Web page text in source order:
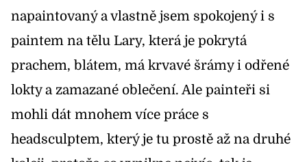
napaintovaný a vlastně jsem spokojený i s
paintem na tělu Lary, která je pokrytá
prachem, blátem, má krvavé šrámy i odřené
lokty a zamazané oblečení. Ale painteři si
mohli dát mnohem více práce s
headsculptem, který je tu prostě až na druhé